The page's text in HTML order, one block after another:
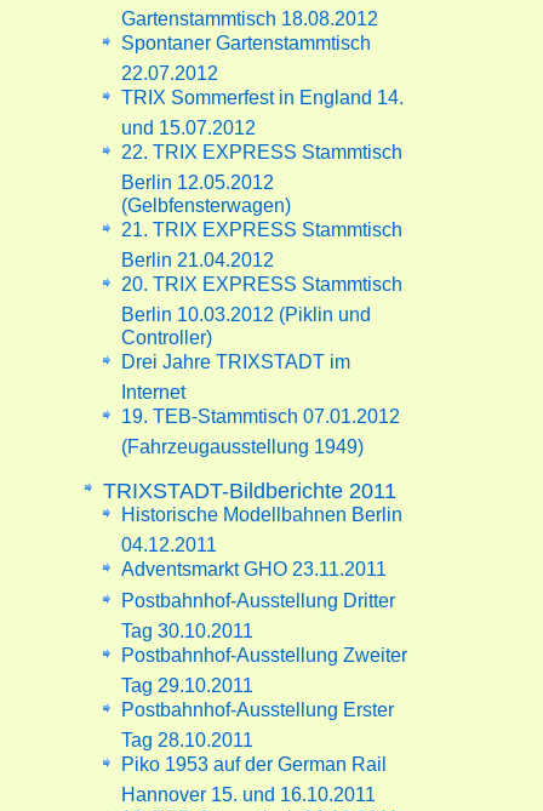
Gartenstammtisch 18.08.2012
Spontaner Gartenstammtisch
22.07.2012
TRIX Sommerfest in England 14.
und 15.07.2012
22. TRIX EXPRESS Stammtisch
Berlin 12.05.2012
(Gelbfensterwagen)
21. TRIX EXPRESS Stammtisch
Berlin 21.04.2012
20. TRIX EXPRESS Stammtisch
Berlin 10.03.2012 (Piklin und
Controller)
Drei Jahre TRIXSTADT im
Internet
19. TEB-Stammtisch 07.01.2012
(Fahrzeugausstellung 1949)
TRIXSTADT-Bildberichte 2011
Historische Modellbahnen Berlin
04.12.2011
Adventsmarkt GHO 23.11.2011
Postbahnhof-Ausstellung Dritter
Tag 30.10.2011
Postbahnhof-Ausstellung Zweiter
Tag 29.10.2011
Postbahnhof-Ausstellung Erster
Tag 28.10.2011
Piko 1953 auf der German Rail
Hannover 15. und 16.10.2011